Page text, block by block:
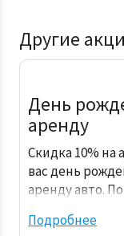
Другие
День
аренду
Скидка 10% на
вас день
аренду авто.
Подробнее